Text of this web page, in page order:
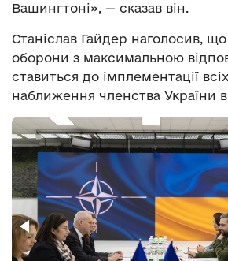
Вашингтоні», — сказав він.
Станіслав Гайдер наголосив,
оборони з максимальною
ставиться до імплементації
наближення членства України